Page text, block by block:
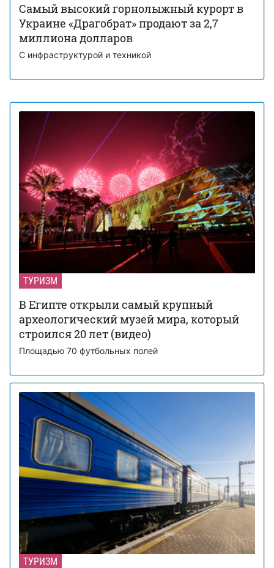
Самый высокий горнолыжный курорт в
Украине «Драгобрат» продают за 2,7
миллиона долларов
С инфраструктурой и техникой
ТУРИЗМ
В Египте открыли самый крупный
археологический музей мира, который
строился 20 лет (видео)
Площадью 70 футбольных полей
ТУРИЗМ